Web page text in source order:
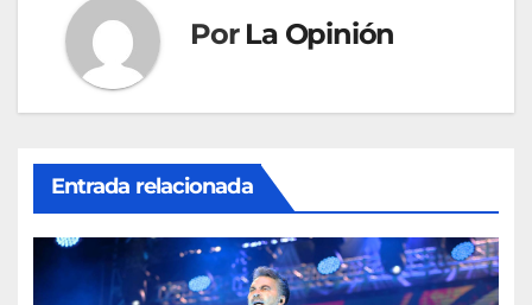
Por La Opinión
Entrada relacionada